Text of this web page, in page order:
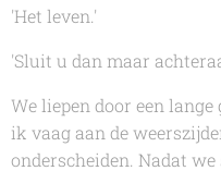
'Het leven.'
'Sluit u dan maar
We liepen door een
ik vaag aan de
onderscheiden. Nadat